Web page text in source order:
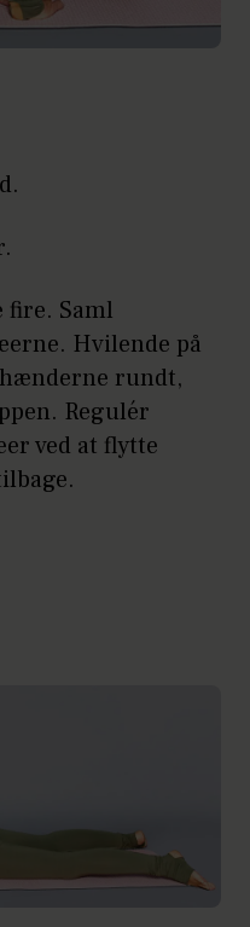
fire. Saml
Hvilende på
rundt,
Regulér
ved at flytte